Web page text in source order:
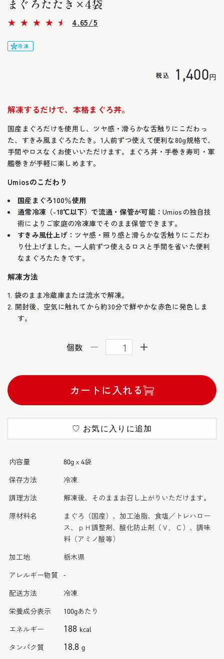
開
まぐろたたき×4袋
4.65/5レ
冷凍
税込
通
格
1,400円
解凍するだけで、本格まぐろ丼。
国産まぐろだけを使用し、ツヤ感・滑らかな舌触りにこだわっ
た、すきみ風まぐろたたき。1人前ずつ使えて便利な80g規格で、
手間やロスなくお使いいただけます。まぐろ丼・手巻き寿司・軍
艦巻きが手軽に楽しめます。
Umiosのこだわり
国産まぐろ100％使用
通常冷凍（-18℃以下）で流通・保管が可能：Umiosの独自技
術によりご家庭の冷凍庫でそのまま保管できます。
すきみ風仕上げ： ツヤ感・照り感と滑らかな舌触りにこだわ
り仕上げました。一人前ずつ使えるロスと手間を省いた便利
なまぐろたたきです。
解凍方法
袋のまま冷蔵庫または流水で解凍。
開封後、空気に触れてから約30分で鮮やかな赤色に発色しま
す。
個数
ろ
た
×4
袋
減
す
ま
ろ
た
×4
袋
増
す
カートに入れる
♡ お気に入りに追加
内容量 80gｘ4袋
保存方法 冷凍
調理方法 解凍後、そのままお召し上がりいただけます。
原材料名
まぐろ（国産）、加工油脂、食塩／トレハロー
ス、ｐＨ調整剤、酸化防止剤（Ｖ．Ｃ）、調味
料（アミノ酸等）
加工地 栃木県
アレルギー物質 -
配送方法 冷凍
栄養成分表示 100gあたり
エネルギー 188 kcal
タンパク質 18.8 g